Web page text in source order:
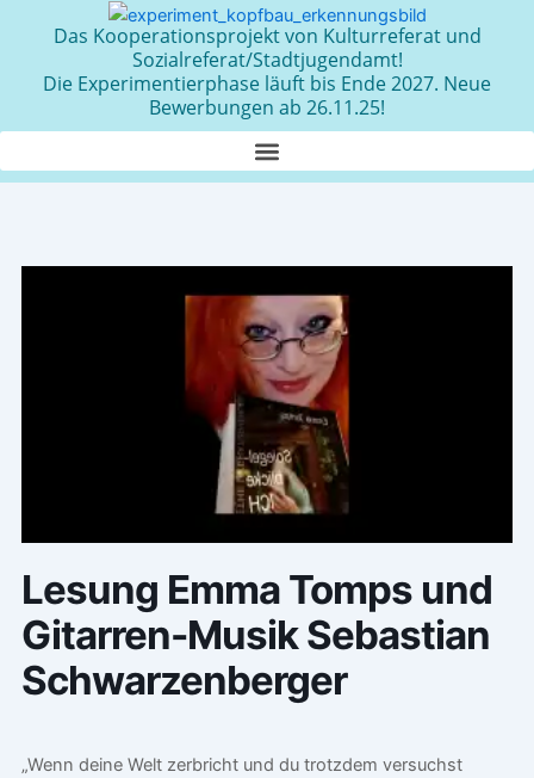
Das Kooperationsprojekt von Kulturreferat und
Sozialreferat/Stadtjugendamt!
Die Experimentierphase läuft bis Ende 2027. Neue
Bewerbungen ab 26.11.25!
Lesung Emma Tomps und
Gitarren-Musik Sebastian
Schwarzenberger
„Wenn deine Welt zerbricht und du trotzdem versuchst